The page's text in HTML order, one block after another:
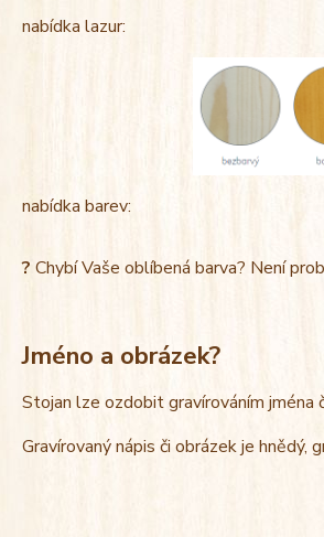
nabídka lazur:
nabídka barev:
? Chybí Vaše oblíbená barva? Není
Jméno a obrázek?
Stojan lze ozdobit gravírováním
Gravírovaný nápis či obrázek je hnědý,